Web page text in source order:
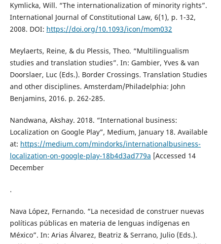
Kymlicka, Will. “The internationalization of minority rights”.
International Journal of Constitutional Law, 6(1), p. 1-32,
2008. DOI: https://doi.org/10.1093/icon/mom032
Meylaerts, Reine, & du Plessis, Theo. “Multilingualism
studies and translation studies”. In: Gambier, Yves & van
Doorslaer, Luc (Eds.). Border Crossings. Translation Studies
and other disciplines. Amsterdam/Philadelphia: John
Benjamins, 2016. p. 262-285.
Nandwana, Akshay. 2018. “International business:
Localization on Google Play”, Medium, January 18. Available
at: https://medium.com/mindorks/internationalbusiness-
localization-on-google-play-18b4d3ad779a [Accessed 14
December
.
Nava López, Fernando. “La necesidad de construer nuevas
políticas públicas en materia de lenguas indígenas en
México”. In: Arias Álvarez, Beatriz & Serrano, Julio (Eds.).